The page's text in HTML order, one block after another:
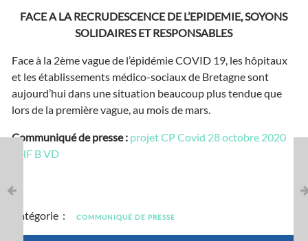
FACE A LA RECRUDESCENCE DE L’EPIDEMIE, SOYONS
SOLIDAIRES ET RESPONSABLES
Face à la 2ème vague de l’épidémie COVID 19, les hôpitaux
et les établissements médico-sociaux de Bretagne sont
aujourd’hui dans une situation beaucoup plus tendue que
lors de la première vague, au mois de mars.
Communiqué de presse : projet CP Covid 28 octobre 2020
FHF B VD
Catégorie : COMMUNIQUÉ DE PRESSE